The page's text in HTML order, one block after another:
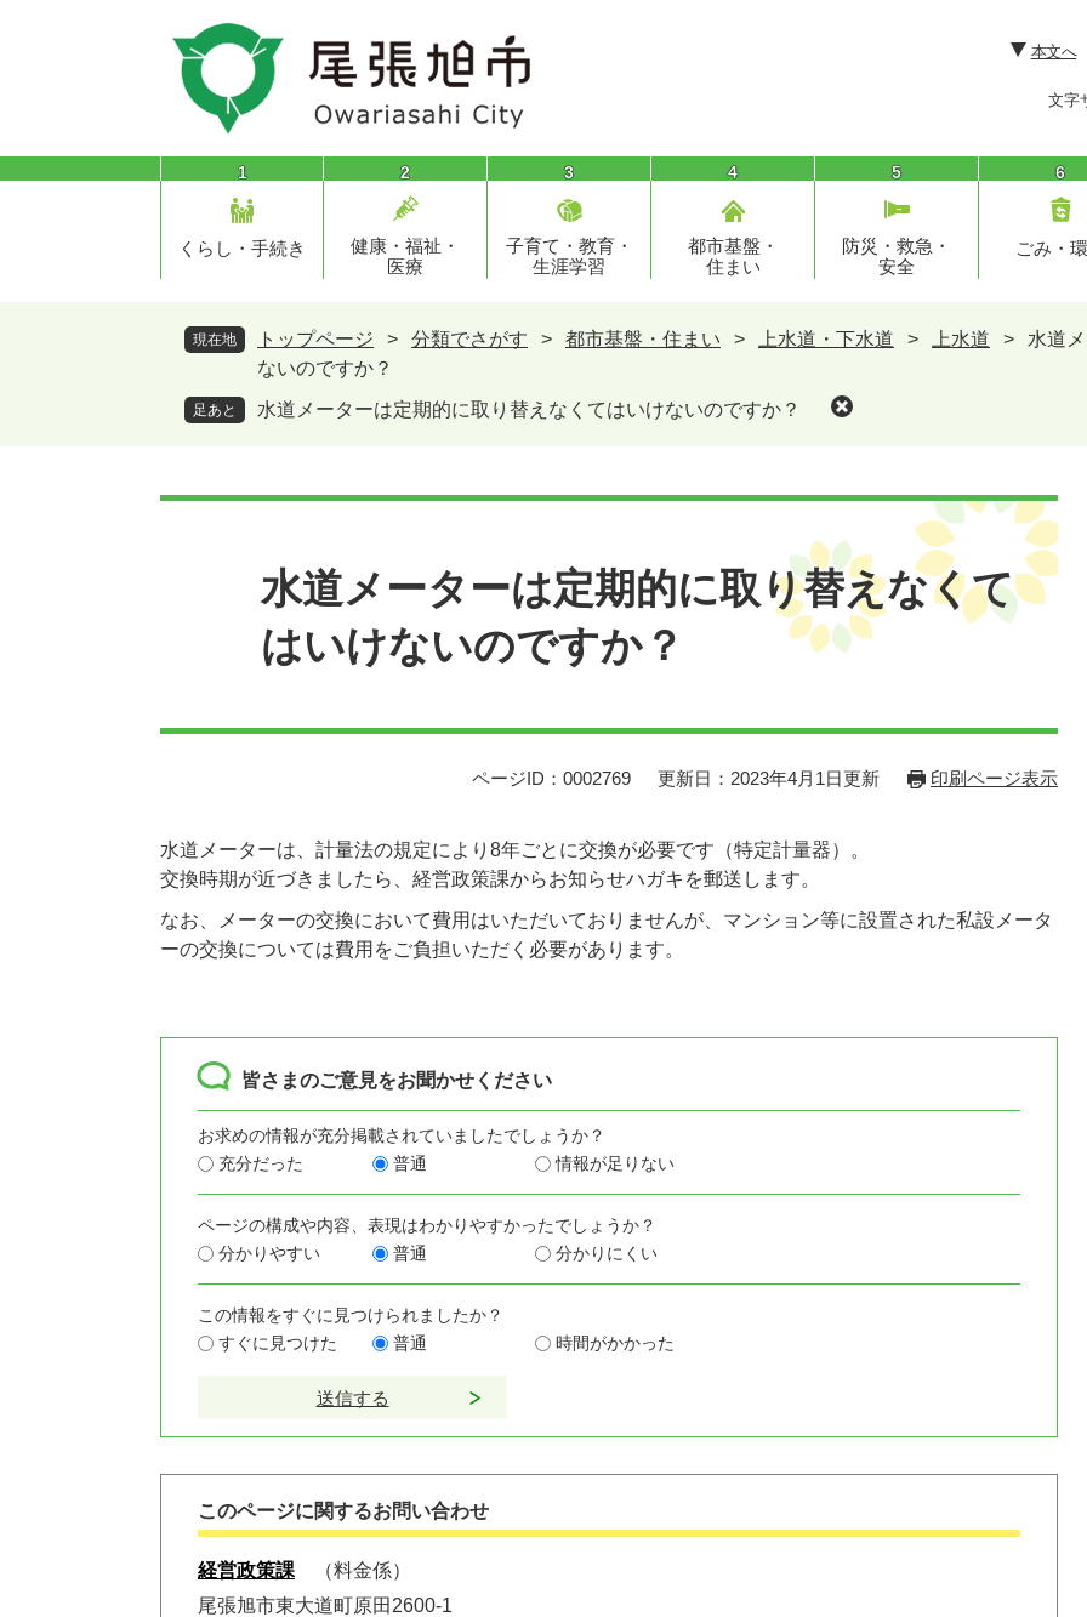
頭
飛
本文へ
文字
1
くらし・手続き
2
健康・福祉・
医療
3
子育て・教育・
生涯学習
4
都市基盤・
住まい
5
防災・救急・
安全
6
ごみ・
現在地 トップページ > 分類でさがす > 都市基盤・住まい > 上水道・下水道 > 上水道 >
水道
ないのですか？
足あと 水道メーターは定期的に取り替えなくてはいけないのですか？
水道メーターは定期的に取り替えなくて
はいけないのですか？
ページID：0002769 更新日：2023年4月1日更新 印刷ページ表示
水道メーターは、計量法の規定により8年ごとに交換が必要です（特定計量器）。
交換時期が近づきましたら、経営政策課からお知らせハガキを郵送します。
なお、メーターの交換において費用はいただいておりませんが、マンション等に設置された私設メータ
ーの交換については費用をご負担いただく必要があります。
皆さまのご意見をお聞かせください
お求めの情報が充分掲載されていましたでしょうか？
充分だった
普通 情報が足りない
ページの構成や内容、表現はわかりやすかったでしょうか？
分かりやすい
普通 分かりにくい
この情報をすぐに見つけられましたか？
すぐに見つけた
普通 時間がかかった
このページに関するお問い合わせ
経営政策課
料金係
尾張旭市東大道町原田2600-1